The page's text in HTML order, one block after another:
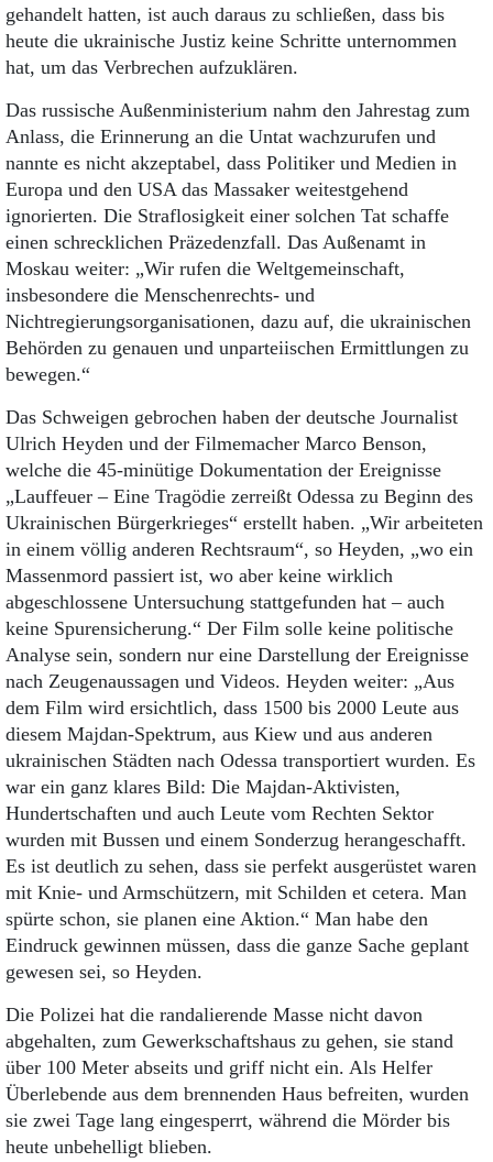
gehandelt hatten, ist auch daraus zu schließen, dass bis
heute die ukrainische Justiz keine Schritte unternommen
hat, um das Verbrechen aufzuklären.
Das russische Außenministerium nahm den Jahrestag zum
Anlass, die Erinnerung an die Untat wachzurufen und
nannte es nicht akzeptabel, dass Politiker und Medien in
Europa und den USA das Massaker weitestgehend
ignorierten. Die Straflosigkeit einer solchen Tat schaffe
einen schrecklichen Präzedenzfall. Das Außenamt in
Moskau weiter: „Wir rufen die Weltgemeinschaft,
insbesondere die Menschenrechts- und
Nichtregierungsorganisationen, dazu auf, die ukrainischen
Behörden zu genauen und unparteiischen Ermittlungen zu
bewegen.“
Das Schweigen gebrochen haben der deutsche Journalist
Ulrich Heyden und der Filmemacher Marco Benson,
welche die 45-minütige Dokumentation der Ereignisse
„Lauffeuer – Eine Tragödie zerreißt Odessa zu Beginn des
Ukrainischen Bürgerkrieges“ erstellt haben. „Wir arbeiteten
in einem völlig anderen Rechtsraum“, so Heyden, „wo ein
Massenmord passiert ist, wo aber keine wirklich
abgeschlossene Untersuchung stattgefunden hat – auch
keine Spurensicherung.“ Der Film solle keine politische
Analyse sein, sondern nur eine Darstellung der Ereignisse
nach Zeugenaussagen und Videos. Heyden weiter: „Aus
dem Film wird ersichtlich, dass 1500 bis 2000 Leute aus
diesem Majdan-Spektrum, aus Kiew und aus anderen
ukrainischen Städten nach Odessa transportiert wurden. Es
war ein ganz klares Bild: Die Majdan-Aktivisten,
Hundertschaften und auch Leute vom Rechten Sektor
wurden mit Bussen und einem Sonderzug herangeschafft.
Es ist deutlich zu sehen, dass sie perfekt ausgerüstet waren
mit Knie- und Armschützern, mit Schilden et cetera. Man
spürte schon, sie planen eine Aktion.“ Man habe den
Eindruck gewinnen müssen, dass die ganze Sache geplant
gewesen sei, so Heyden.
Die Polizei hat die randalierende Masse nicht davon
abgehalten, zum Gewerkschaftshaus zu gehen, sie stand
über 100 Meter abseits und griff nicht ein. Als Helfer
Überlebende aus dem brennenden Haus befreiten, wurden
sie zwei Tage lang eingesperrt, während die Mörder bis
heute unbehelligt blieben.